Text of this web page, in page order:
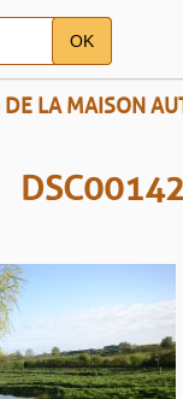
DE LA MAISON
DSC00142
OK